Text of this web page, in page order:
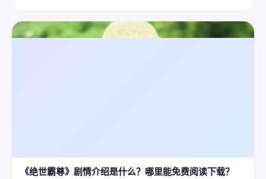
《绝世霸尊》剧情介绍是什么？哪里能免费阅读下载？